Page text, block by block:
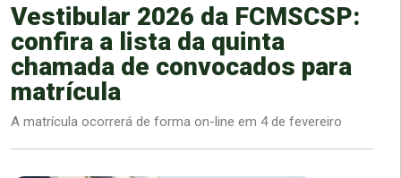
Vestibular 2026 da FCMSCSP:
confira a lista da quinta
chamada de convocados para
matrícula
A matrícula ocorrerá de forma on-line em 4 de fevereiro